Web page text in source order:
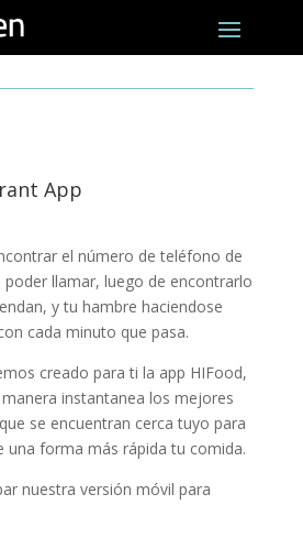
App
el número de teléfono de
llamar, luego de encontrarlo
y tu hambre haciendose
cada minuto que pasa.
creado para ti la app HIFood,
instantanea los mejores
se encuentran cerca tuyo para
una forma más rápida tu comida.
nuestra versión móvil para